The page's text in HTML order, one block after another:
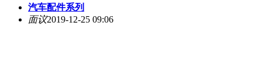
汽车配件系列
面议2019-12-25 09:06